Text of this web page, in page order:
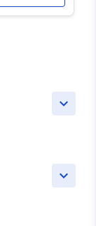
keyboard_arrow_down
keyboard_arrow_down